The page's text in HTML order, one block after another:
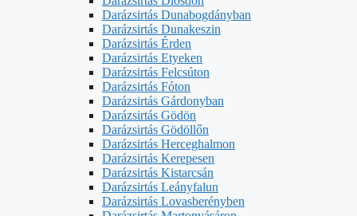
Darázsirtás Dunabogdányban
Darázsirtás Dunakeszin
Darázsirtás Érden
Darázsirtás Etyeken
Darázsirtás Felcsúton
Darázsirtás Fóton
Darázsirtás Gárdonyban
Darázsirtás Gödön
Darázsirtás Gödöllőn
Darázsirtás Herceghalmon
Darázsirtás Kerepesen
Darázsirtás Kistarcsán
Darázsirtás Leányfalun
Darázsirtás Lovasberényben